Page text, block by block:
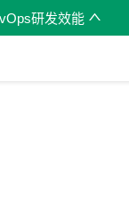
研发效能